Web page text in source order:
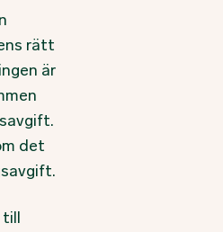
rätt
är
det
till